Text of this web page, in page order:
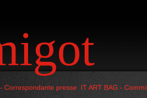
Correspondante presse IT ART BAG -